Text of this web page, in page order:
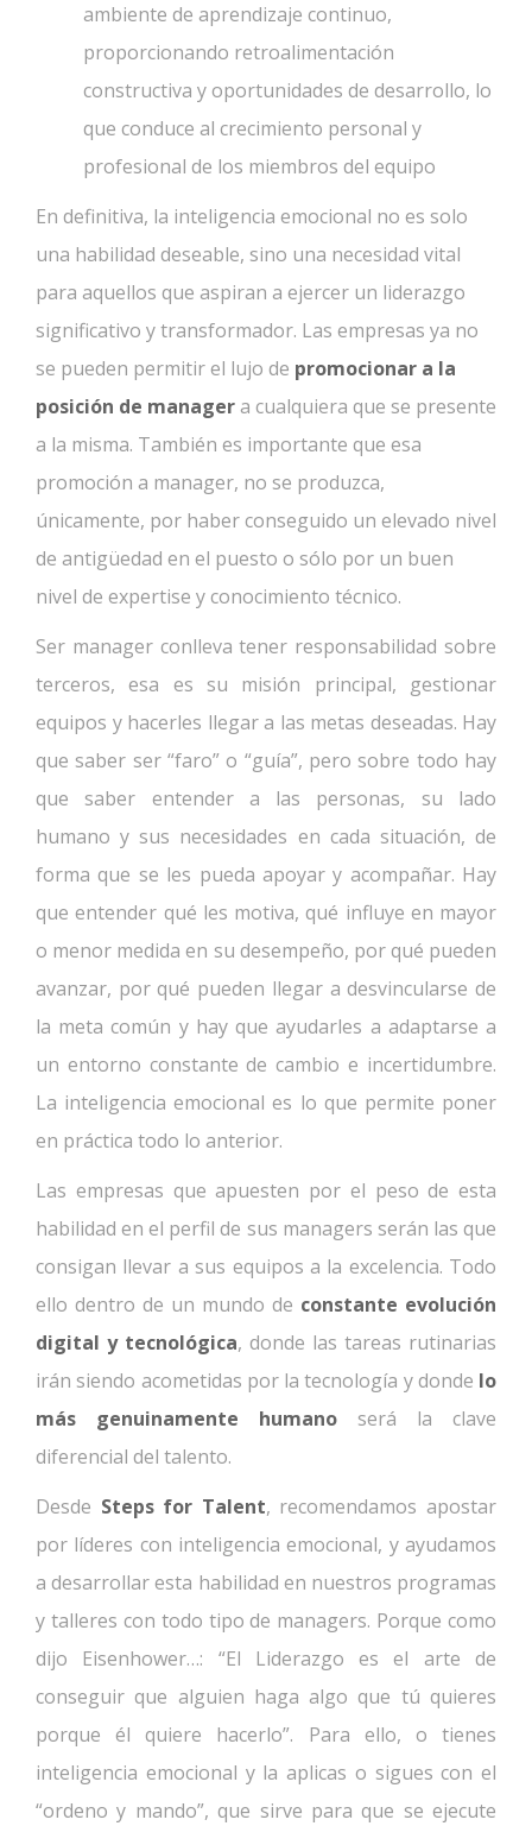
ambiente de aprendizaje continuo,
proporcionando retroalimentación
constructiva y oportunidades de desarrollo, lo
que conduce al crecimiento personal y
profesional de los miembros del equipo
En definitiva, la inteligencia emocional no es solo
una habilidad deseable, sino una necesidad vital
para aquellos que aspiran a ejercer un liderazgo
significativo y transformador. Las empresas ya no
se pueden permitir el lujo de promocionar a la
posición de managera cualquiera que se presente
a la misma. También es importante que esa
promoción a manager, no se produzca,
únicamente, por haber conseguido un elevado nivel
de antigüedad en el puesto o sólo por un buen
nivel de expertise y conocimiento técnico.
Ser manager conlleva tener responsabilidad sobre
terceros, esa es su misión principal, gestionar
equipos y hacerles llegar a las metas deseadas. Hay
que saber ser “faro” o “guía”, pero sobre todo hay
que saber entender a las personas, su lado
humano y sus necesidades en cada situación, de
forma que se les pueda apoyar y acompañar. Hay
que entender qué les motiva, qué influye en mayor
o menor medida en su desempeño, por qué pueden
avanzar, por qué pueden llegar a desvincularse de
la meta común y hay que ayudarles a adaptarse a
un entorno constante de cambio e incertidumbre.
La inteligencia emocional es lo que permite poner
en práctica todo lo anterior.
Las empresas que apuesten por el peso de esta
habilidad en el perfil de sus managers serán las que
consigan llevar a sus equipos a la excelencia. Todo
ello dentro de un mundo de constante evolución
digital y tecnológica, donde las tareas rutinarias
irán siendo acometidas por la tecnología y donde lo
más genuinamente humano será la clave
diferencial del talento.
Desde Steps for Talent, recomendamos apostar
por líderes con inteligencia emocional, y ayudamos
a desarrollar esta habilidad en nuestros programas
y talleres con todo tipo de managers. Porque como
dijo Eisenhower…: “El Liderazgo es el arte de
conseguir que alguien haga algo que tú quieres
porque él quiere hacerlo”. Para ello, o tienes
inteligencia emocional y la aplicas o sigues con el
“ordeno y mando”, que sirve para que se ejecute